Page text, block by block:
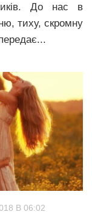
До нас в
тиху, скромну
В 06:02